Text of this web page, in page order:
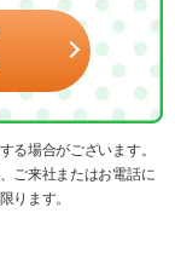
る場合がございます。
ご来社またはお電話に
ります。